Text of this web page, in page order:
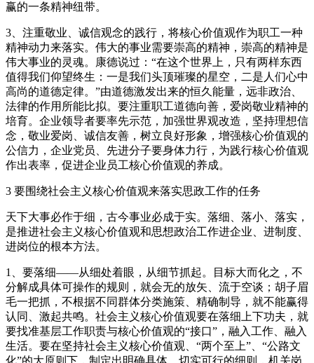
赢的一条精神纽带。
3、注重敬业、诚信观念的践行，将核心价值观作为职工一种
精神动力来落实。伟大的事业需要崇高的精神，崇高的精神是
伟大事业的灵魂。康德说过：“在这个世界上，只有两样东西
值得我们仰望终生：一是我们头顶璀璨的星空，二是人们心中
高尚的道德定律。”由道德激发出来的恒久能量，远非政治、
法律的作用所能比拟。要注重职工道德向善，爱岗敬业精神的
培育。企业领导者要率先示范，加强世界观改造，坚持理想信
念，敬业爱岗、诚信友善，树立良好形象，增强核心价值观的
公信力，企业党员、先进分子要身体力行，为践行核心价值观
作出表率，促进企业员工核心价值观的养成。
3 要围绕社会主义核心价值观来落实思政工作的任务
天下大事必作于细，古今事业必成于实。落细、落小、落实，
是推进社会主义核心价值观和思想政治工作进企业、进制度、
进岗位的根本方法。
1、要落细——从细处着眼，从细节抓起。目标大而化之，不
分解成具体可操作的规则，就会无的放矢、流于空谈；胡子眉
毛一把抓，不根据不同群体分类施策、精确制导，就不能赢得
认同、激起共鸣。社会主义核心价值观要在落细上下功夫，就
要找准基层工作职责与核心价值观的“接口”，融入工作、融入
生活。要在坚持社会主义核心价值观、“两个至上”、“公路文
化”的大原则下，制定出明确具体、切实可行的细则，机关岗